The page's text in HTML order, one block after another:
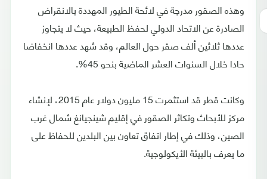
وهذه الصقور مدرجة في لائحة الطيور المهددة بالانقراض
الصادرة عن الاتحاد الدولي لحفظ الطبيعة، حيث لا يتجاوز
عددها ثلاثين ألف صقر حول العالم، وقد شهد عددها انخفاضا
حادا خلال السنوات العشر الماضية بنحو 45%.
وكانت قطر قد استثمرت 15 مليون دولار عام 2015، لإنشاء
مركز للأبحاث وتكاثر الصقور في إقليم شينجيانغ شمال غرب
الصين، وذلك في إطار اتفاق تعاون بين البلدين للحفاظ على
ما يعرف بالبيئة الأيكولوجية.